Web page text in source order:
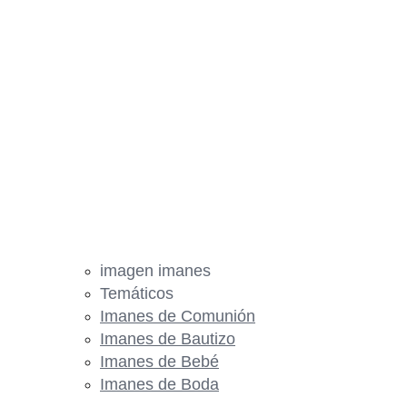
imagen imanes
Temáticos
Imanes de Comunión
Imanes de Bautizo
Imanes de Bebé
Imanes de Boda